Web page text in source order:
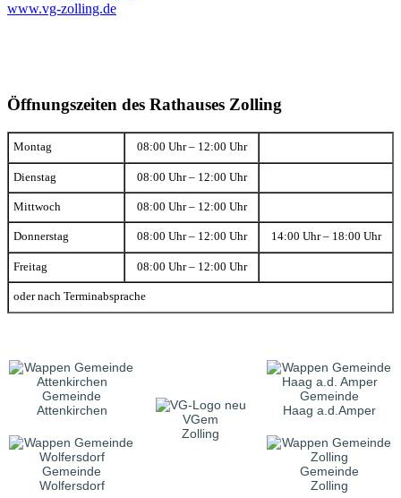
www.vg-zolling.de
Öffnungszeiten des Rathauses Zolling
Montag 08:00 Uhr – 12:00 Uhr
Dienstag 08:00 Uhr – 12:00 Uhr
Mittwoch 08:00 Uhr – 12:00 Uhr
Donnerstag 08:00 Uhr – 12:00 Uhr 14:00 Uhr – 18:00 Uhr
Freitag 08:00 Uhr – 12:00 Uhr
oder nach Terminabsprache
Gemeinde
Attenkirchen
VGem
Zolling
Gemeinde
Haag a.d.Amper
Gemeinde
Wolfersdorf
Gemeinde
Zolling